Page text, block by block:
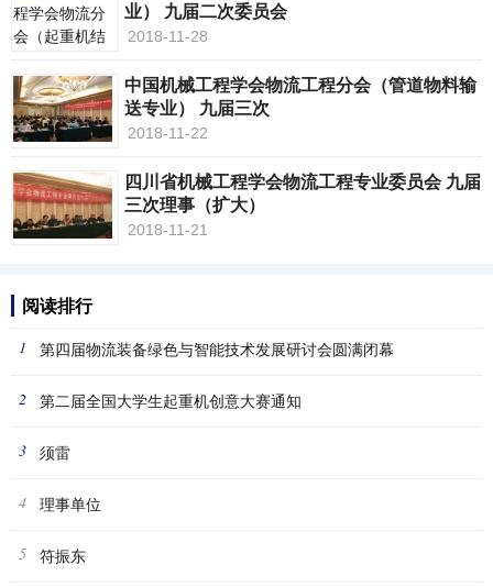
业） 九届二次委员会
2018-11-28
中国机械工程学会物流工程分会（管道物料输
送专业） 九届三次
2018-11-22
四川省机械工程学会物流工程专业委员会 九届
三次理事（扩大）
2018-11-21
阅读排行
1 第四届物流装备绿色与智能技术发展研讨会圆满闭幕
2 第二届全国大学生起重机创意大赛通知
3 须雷
4 理事单位
5 符振东